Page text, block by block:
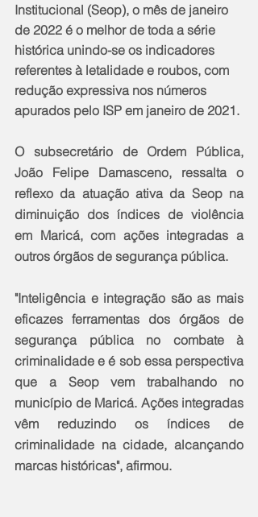
Institucional (Seop), o mês de janeiro
de 2022 é o melhor de toda a série
histórica unindo-se os indicadores
referentes à letalidade e roubos, com
redução expressiva nos números
apurados pelo ISP em janeiro de 2021.
O subsecretário de Ordem Pública,
João Felipe Damasceno, ressalta o
reflexo da atuação ativa da Seop na
diminuição dos índices de violência
em Maricá, com ações integradas a
outros órgãos de segurança pública.
"Inteligência e integração são as mais
eficazes ferramentas dos órgãos de
segurança pública no combate à
criminalidade e é sob essa perspectiva
que a Seop vem trabalhando no
município de Maricá. Ações integradas
vêm reduzindo os índices de
criminalidade na cidade, alcançando
marcas históricas", afirmou.